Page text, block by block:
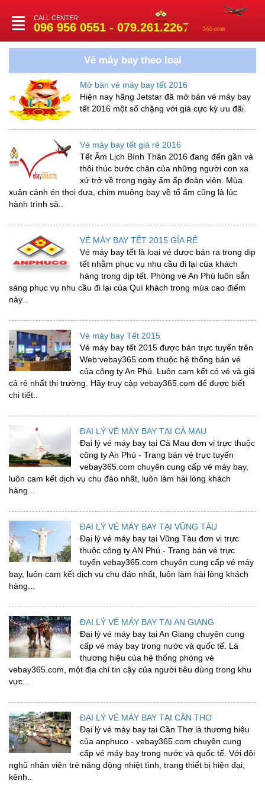
Toggle
navigation
CALL CENTER
096 956 0551 - 079.261.2267
Vé máy bay theo loại
Mở bán vé máy bay tết 2016
Hiện nay hãng Jetstar đã mở bán vé máy bay
tết 2016 một số chặng với giá cực kỳ ưu đãi.
Vé máy bay tết giá rẻ 2016
Tết Âm Lịch Bính Thân 2016 đang đến gần và
thôi thúc bước chân của những người con xa
xứ trở về trong ngày ấm ấp đoàn viên. Mùa
xuân cánh én thoi đưa, chim muông bay về tổ ấm cũng là lúc
hành trình să..
VÉ MÁY BAY TẾT 2015 GÍA RẺ
Vé máy bay tết là loại vé được bán ra trong dịp
tết nhằm phục vụ nhu cầu đi lại của khách
hàng trong dịp tết. Phòng vé An Phú luôn sẵn
sàng phục vụ nhu cầu đi lại của Quí khách trong mùa cao điểm
này...
Vé máy bay Tết 2015
Vé máy bay tết 2015 được bán trực tuyến trên
Web:vebay365.com thuộc hệ thống bán vé
của công ty An Phú. Luôn cam kết có vé và giá
cả rẻ nhất thị trường. Hãy truy cập vebay365.com để được biết
chi tiết..
ĐAI LÝ VÉ MÁY BAY TẠI CÀ MAU
Đại lý vé máy bay tại Cà Mau đơn vị trực thuộc
công ty An Phú - Trang bán vé trực tuyến
vebay365.com chuyên cung cấp vé máy bay,
luôn cam kết dịch vụ chu đáo nhất, luôn làm hài lòng khách
hàng...
ĐAI LÝ VÉ MÁY BAY TẠI VŨNG TÀU
Đại lý vé máy bay tại Vũng Tàu đơn vị trực
thuộc công ty AN Phú - Trang bán vé trực
tuyến vebay365.com chuyên cung cấp vé máy
bay, luôn cam kết dịch vụ chu đáo nhất, luôn làm hài lòng khách
hàng...
ĐAI LÝ VÉ MÁY BAY TẠI AN GIANG
Đại lý vé máy bay tại An Giang chuyên cung
cấp vé máy bay trong nước và quốc tế. Là
thương hiệu của hệ thống phòng vé
vebay365.com, một địa chỉ tin cậy của người tiêu dùng trong khu
vực...
ĐẠI LÝ VÉ MÁY BAY TẠI CẦN THƠ
Đại lý vé máy bay tại Cần Thơ là thương hiệu
của anphuco - vebay365.com chuyên cung
cấp vé máy bay trong nước và quốc tế. Với đội
nghũ nhân viên trẻ năng động nhiệt tình, trang thiết bị hiện đại,
kênh..